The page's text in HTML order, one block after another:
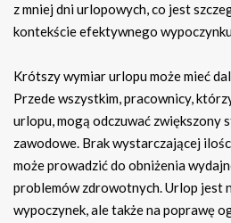
z mniej dni urlopowych, co jest
kontekście efektywnego
Krótszy wymiar urlopu może mieć
Przede wszystkim, pracownicy,
urlopu, mogą odczuwać zwiększony
zawodowe. Brak wystarczającej
może prowadzić do obniżenia
problemów zdrowotnych. Urlop jest
wypoczynek, ale także na poprawę